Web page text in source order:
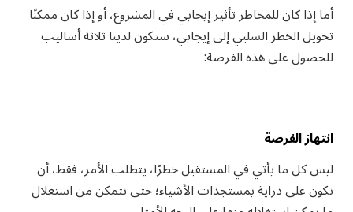
أما إذا كان للمخاطر تأثير إيجابي في المشروع، أو إذا كان ممكنًا
تحويل الخطر السلبي إلى إيجابي، ستكون لدينا ثلاثة أساليب
للحصول على هذه الفرصة:
انتهاز الفرصة
ليس كل ما يأتي في المستقبل خطرًا، يتطلب الأمر، فقط، أن
نكون على دراية بمستجدات الأشياء؛ حتى نتمكن من استغلال